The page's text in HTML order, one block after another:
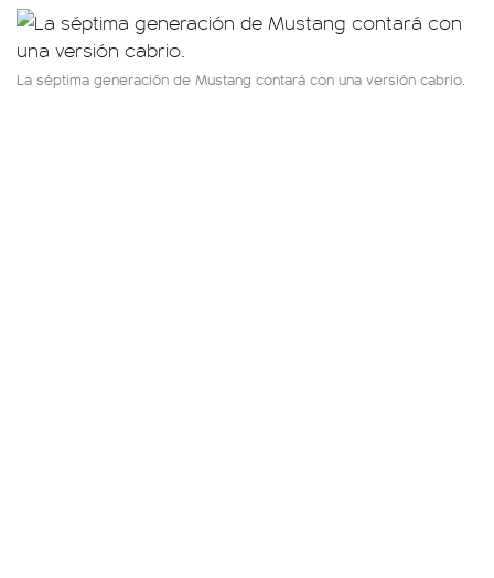
La séptima generación de Mustang contará con una versión cabrio.